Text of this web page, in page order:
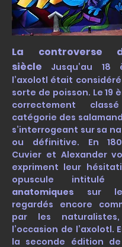
La controverse
siècle
Jusqu’au 18
l’axolotl était
sorte de poisson. Le 19
correctement
catégorie des
s’interrogeant sur sa
ou définitive. En
Cuvier et Alexander
expriment leur
opuscule intitulé
anatomiques sur
regardés encore
par les
l’occasion de l’axolotl.
la seconde édition